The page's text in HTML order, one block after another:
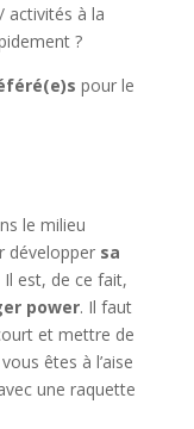
activités à la
?
pour le
le milieu
développer sa
est, de ce fait,
power. Il faut
et mettre de
êtes à l’aise
une raquette